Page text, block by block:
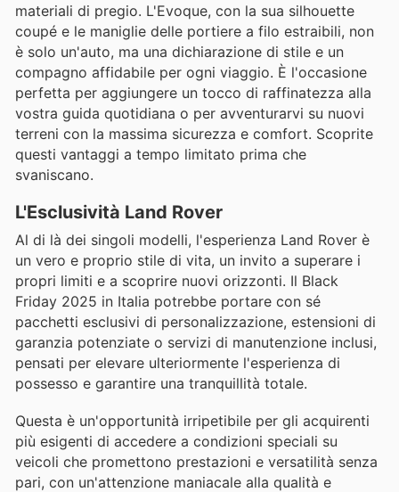
materiali di pregio. L'Evoque, con la sua silhouette
coupé e le maniglie delle portiere a filo estraibili, non
è solo un'auto, ma una dichiarazione di stile e un
compagno affidabile per ogni viaggio. È l'occasione
perfetta per aggiungere un tocco di raffinatezza alla
vostra guida quotidiana o per avventurarvi su nuovi
terreni con la massima sicurezza e comfort. Scoprite
questi vantaggi a tempo limitato prima che
svaniscano.
L'Esclusività Land Rover
Al di là dei singoli modelli, l'esperienza Land Rover è
un vero e proprio stile di vita, un invito a superare i
propri limiti e a scoprire nuovi orizzonti. Il Black
Friday 2025 in Italia potrebbe portare con sé
pacchetti esclusivi di personalizzazione, estensioni di
garanzia potenziate o servizi di manutenzione inclusi,
pensati per elevare ulteriormente l'esperienza di
possesso e garantire una tranquillità totale.
Questa è un'opportunità irripetibile per gli acquirenti
più esigenti di accedere a condizioni speciali su
veicoli che promettono prestazioni e versatilità senza
pari, con un'attenzione maniacale alla qualità e